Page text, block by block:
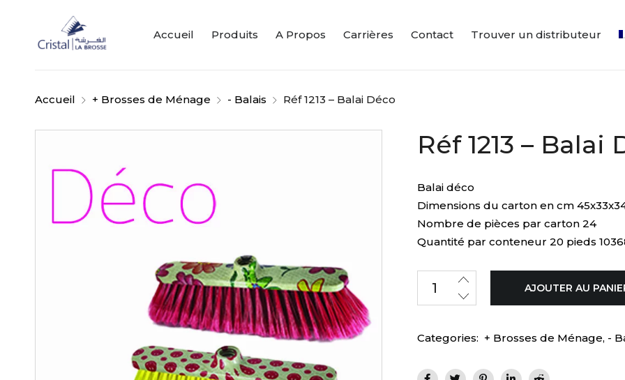
Accueil Produits A Propos Carrières Contact Trouver un distributeur
Accueil + Brosses de Ménage - Balais Réf 1213 – Balai Déco
Réf 1213 – Balai
Balai déco
Dimensions du carton en cm
Nombre de pièces par carton 24
Quantité par conteneur 20 pieds
AJOUTER AU
Categories: + Brosses de Ménage, -